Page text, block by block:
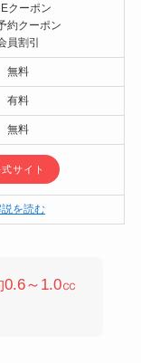
クーポン
約クーポン
員割引
無料
有料
無料
サイト
を読む
～1.0㏄